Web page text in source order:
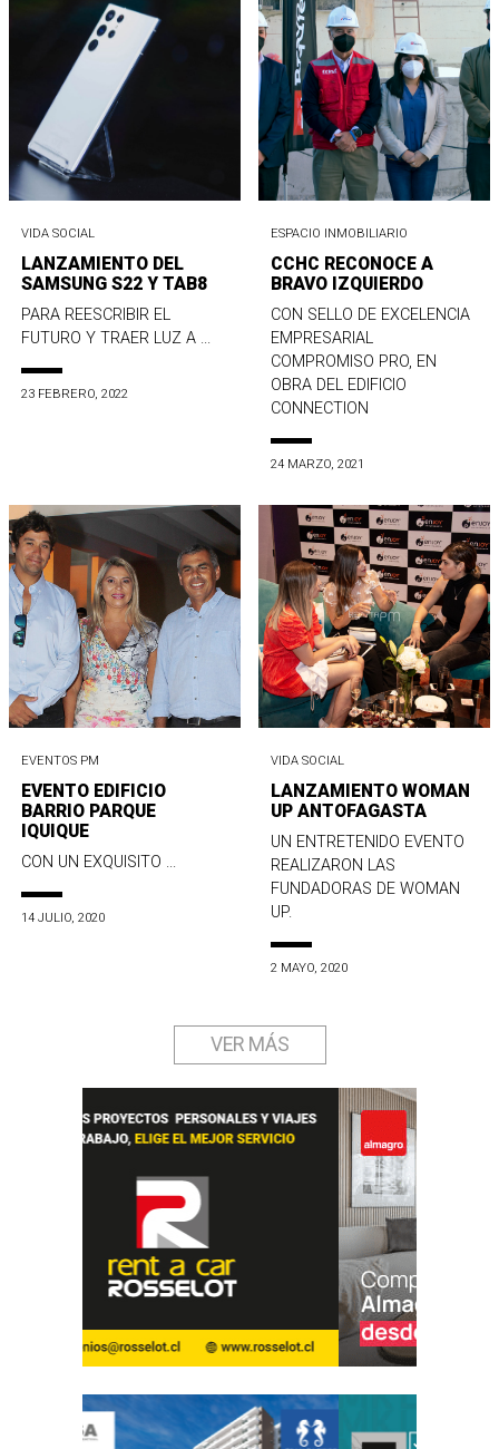
VIDA SOCIAL
LANZAMIENTO DEL
SAMSUNG S22 Y TAB8
PARA REESCRIBIR EL
FUTURO Y TRAER LUZ A ...
23 FEBRERO, 2022
ESPACIO INMOBILIARIO
CCHC RECONOCE A
BRAVO IZQUIERDO
CON SELLO DE EXCELENCIA
EMPRESARIAL
COMPROMISO PRO, EN
OBRA DEL EDIFICIO
CONNECTION
24 MARZO, 2021
EVENTOS PM
EVENTO EDIFICIO
BARRIO PARQUE
IQUIQUE
CON UN EXQUISITO ...
14 JULIO, 2020
VIDA SOCIAL
LANZAMIENTO WOMAN
UP ANTOFAGASTA
UN ENTRETENIDO EVENTO
REALIZARON LAS
FUNDADORAS DE WOMAN
UP.
2 MAYO, 2020
VER MÁS